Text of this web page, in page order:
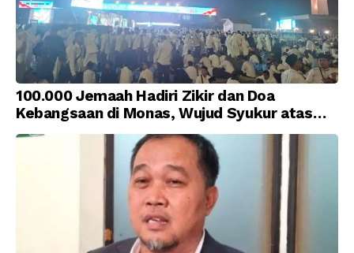
100.000 Jemaah Hadiri Zikir dan Doa
Kebangsaan di Monas, Wujud Syukur atas
Kemerdekaan Indonesia